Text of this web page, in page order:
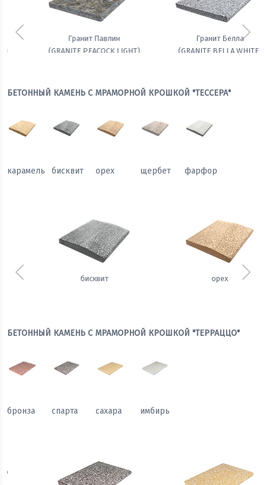
Гранит Белла
(GRANITE BELLA WHITE)
Амфиболит гранатовый
Предыдущий
БЕТОННЫЙ КАМЕНЬ С МРАМОРНОЙ КРОШКОЙ "ТЕССЕРА"
карамель бисквит орех щербет фарфор
Предыдущий
БЕТОННЫЙ КАМЕНЬ С МРАМОРНОЙ КРОШКОЙ "ТЕРРАЦЦО"
бронза спарта сахара имбирь